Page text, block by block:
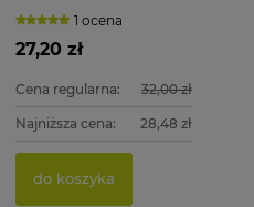
1000 szt. 3x16
1 ocena
27,20 zł
Cena regularna: 32,00 zł
Najniższa cena: 28,48 zł
do koszyka